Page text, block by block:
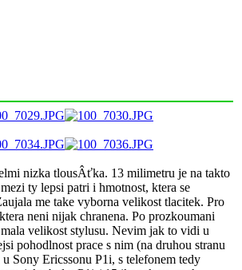
nizka tlousÂťka. 13 milimetru je na takto
ty lepsi patri i hmotnost, ktera se
me take vyborna velikost tlacitek. Pro
neni nijak chranena. Po prozkoumani
velikost stylusu. Nevim jak to vidi u
pohodlnost prace s nim (na druhou stranu
Sony Ericssonu P1i, s telefonem tedy